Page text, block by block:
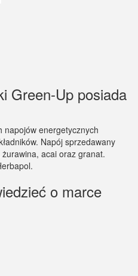
Green-Up posiada
napojów energetycznych
Napój sprzedawany
acai oraz granat.
o marce